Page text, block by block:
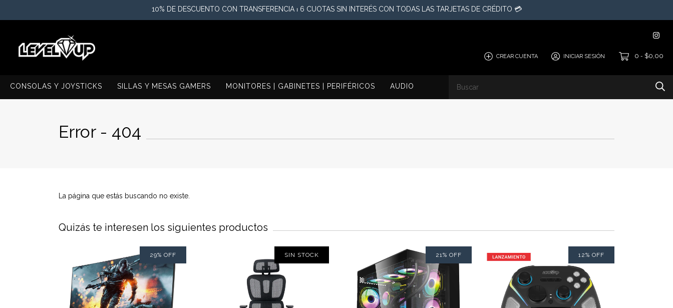
10% DE DESCUENTO CON TRANSFERENCIA ⏐ 6 CUOTAS SIN INTERÉS CON TODAS LAS TARJETAS DE CRÉDITO 💳
CREAR CUENTA INICIAR SESIÓN 0 - $0,00
CONSOLAS Y JOYSTICKS SILLAS Y MESAS GAMERS MONITORES | GABINETES | PERIFÉRICOS AUDIO
Error - 404
La página que estás buscando no existe.
Quizás te interesen los siguientes productos
29% OFF SIN STOCK 21% OFF 12% OFF